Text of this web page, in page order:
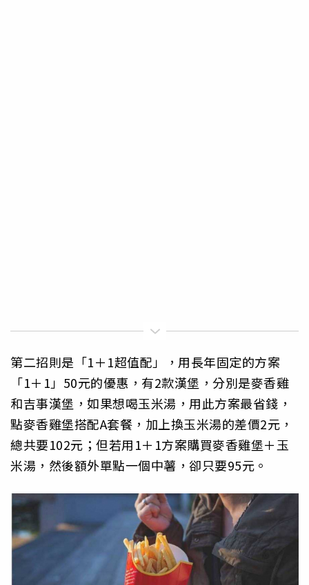
第二招則是「1＋1超值配」，用長年固定的方案
「1＋1」50元的優惠，有2款漢堡，分別是麥香雞
和吉事漢堡，如果想喝玉米湯，用此方案最省錢，
點麥香雞堡搭配A套餐，加上換玉米湯的差價2元，
總共要102元；但若用1＋1方案購買麥香雞堡＋玉
米湯，然後額外單點一個中薯，卻只要95元。